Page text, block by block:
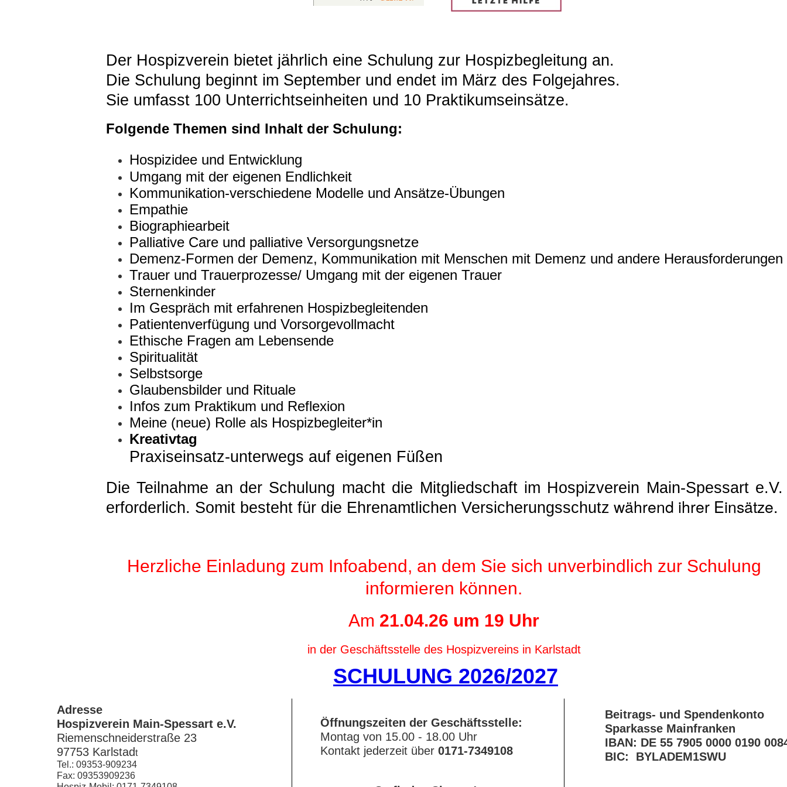
Der Hospizverein bietet jährlich eine Schulung zur Hospizbegleitung an.
Die Schulung beginnt im September und endet im März des Folgejahres.
Sie umfasst 100 Unterrichtseinheiten und 10 Praktikumseinsätze.
Folgende Themen sind Inhalt der Schulung:
Hospizidee und Entwicklung
Umgang mit der eigenen Endlichkeit
Kommunikation-verschiedene Modelle und Ansätze-Übungen
Empathie
Biographiearbeit
Palliative Care und palliative Versorgungsnetze
Demenz-Formen der Demenz, Kommunikation mit Menschen mit Demenz und andere Herausforderungen
Trauer und Trauerprozesse/ Umgang mit der eigenen Trauer
Sternenkinder
Im Gespräch mit erfahrenen Hospizbegleitenden
Patientenverfügung und Vorsorgevollmacht
Ethische Fragen am Lebensende
Spiritualität
Selbstsorge
Glaubensbilder und Rituale
Infos zum Praktikum und Reflexion
Meine (neue) Rolle als Hospizbegleiter*in
Kreativtag
Praxiseinsatz-unterwegs auf eigenen Füßen
Die Teilnahme an der Schulung macht die Mitgliedschaft im Hospizverein Main-Spessart e.V.
erforderlich. Somit besteht für die Ehrenamtlichen Versicherungsschutz während ihrer Einsätze.
Herzliche Einladung zum Infoabend, an dem Sie sich unverbindlich zur Schulung
informieren können.
Am 21.04.26 um 19 Uhr
in der Geschäftsstelle des Hospizvereins in Karlstadt
SCHULUNG 2026/2027
Adresse
Hospizverein Main-Spessart e.V.
Riemenschneiderstraße 23
97753 Karlstadt
Tel.: 09353-909234
Fax: 09353909236
Öffnungszeiten der Geschäftsstelle:
Montag von 15.00 - 18.00 Uhr
Kontakt jederzeit über 0171-7349108
Beitrags- und Spendenkonto
Sparkasse Mainfranken
IBAN: DE 55 7905 0000 0190
BIC: BYLADEM1SWU